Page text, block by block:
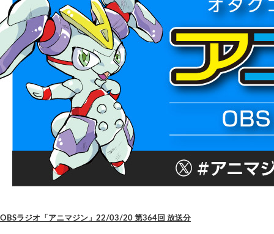
OBSラジオ「アニマジン」22/03/20 第364回 放送分